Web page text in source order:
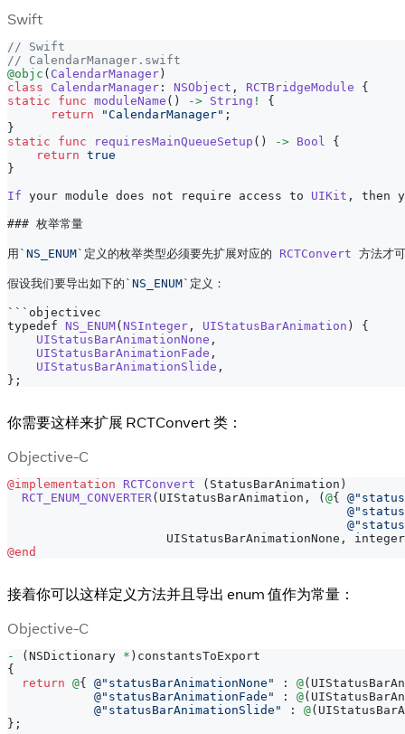
Swift
// Swift
// CalendarManager.swift
@objc ( CalendarManager )
class
CalendarManager : NSObject , RCTBridgeModule
{
static
func moduleName ( ) -> String !
{
return
"CalendarManager" ;
}
static
func requiresMainQueueSetup ( ) -> Bool
{
return true
}
If your module does not require access to UIKit , then
### 枚举常量
用` NS_ENUM`定义的枚举类型必须要先扩展对应的 RCTConvert 方法才
假设我们要导出如下的` NS_ENUM`定义：
```objectivec
typedef NS_ENUM( NSInteger , UIStatusBarAnimation )
{
UIStatusBarAnimationNone ,
UIStatusBarAnimationFade ,
UIStatusBarAnimationSlide ,
} ;
你需要这样来扩展 RCTConvert 类：
Objective-C
@implementation RCTConvert ( StatusBarAnimation )
RCT_ENUM_CONVERTER( UIStatusBarAnimation , ( @{
                      UIStatusBarAnimationNone
,
@end
接着你可以这样定义方法并且导出 enum 值作为常量：
Objective-C
- ( NSDictionary * ) constantsToExport
{
return @{ @"statusBarAnimationNone" : @(
@"statusBarAnimationFade"
: @(
@"statusBarAnimationSlide"
: @(
} ;